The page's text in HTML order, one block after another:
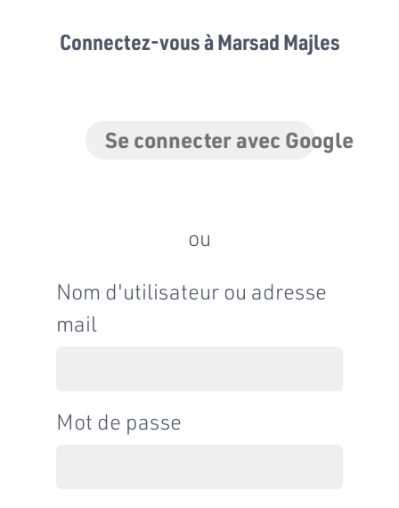
Connectez-vous à Marsad Majles
Se connecter avec Google
ou
Nom d'utilisateur ou adresse
mail
Mot de passe